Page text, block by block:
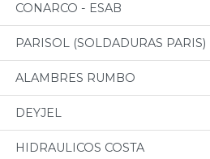
CONARCO - ESAB
PARISOL (SOLDADURAS PARIS)
ALAMBRES RUMBO
DEYJEL
HIDRAULICOS COSTA